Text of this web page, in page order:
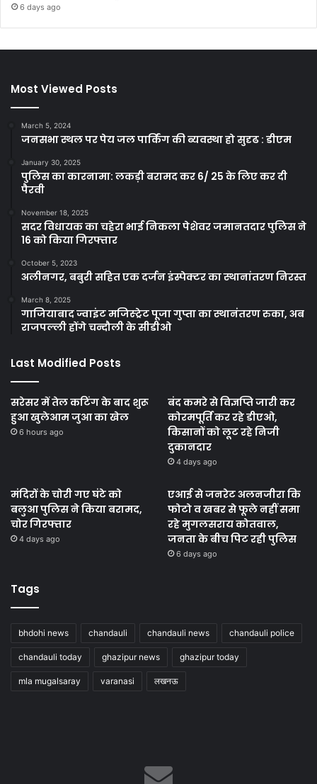
6 days ago
Most Viewed Posts
March 5, 2024
जनसभा स्थल पर पेय जल पार्किंग की ब्यवस्था हो सुदृढ : डीएम
January 30, 2025
पुलिस का कारनामा: लकड़ी बरामद कर 6/ 25 के लिए कर दी
पैरवी
November 18, 2025
सदर विधायक का चहेरा भाई निकला पेशेवर जमानतदार पुलिस ने
16 को किया गिरफ्तार
October 5, 2023
अलीनगर, बबुरी सहित एक दर्जन इंस्पेक्टर का स्थानांतरण निरस्त
March 8, 2025
गाजियाबाद ज्वाइंट मजिस्ट्रेट पूजा गुप्ता का स्थानंतरण रुका, अब
राजपल्ली होंगे चन्दौली के सीडीओ
Last Modified Posts
सरेसर में तेल कटिंग के बाद शुरू
हुआ खुलेआम जुआ का खेल
6 hours ago
बंद कमरे से विज्ञप्ति जारी कर
कोरमपूर्ति कर रहे डीएओ,
किसानों को लूट रहे निजी
दुकानदार
4 days ago
मंदिरों के चोरी गए घंटे को
बलुआ पुलिस ने किया बरामद,
चोर गिरफ्तार
4 days ago
एआई से जनरेट अलनजीरा कि
फोटो व खबर से फूले नहीं समा
रहे मुगलसराय कोतवाल,
जनता के बीच पिट रही पुलिस
6 days ago
Tags
bhdohi news chandauli chandauli news chandauli police
chandauli today ghazipur news ghazipur today
mla mugalsaray varanasi लखनऊ